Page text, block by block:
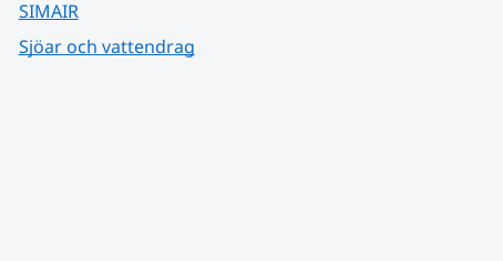
SIMAIR
Sjöar och vattendrag